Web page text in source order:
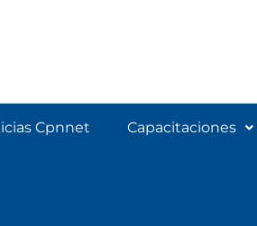
Cpnnet Capacitaciones